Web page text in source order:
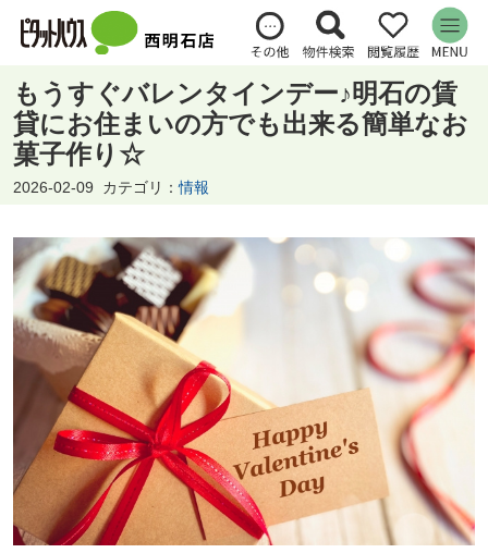
もうすぐバレンタインデー♪明石の賃
貸にお住まいの方でも出来る簡単なお
菓子作り☆
2026-02-09 カテゴリ：情報